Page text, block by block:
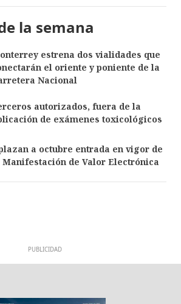
la semana
estrena dos vialidades que
el oriente y poniente de la
Nacional
autorizados, fuera de la
de exámenes toxicológicos
a octubre entrada en vigor de
Manifestación de Valor Electrónica
PUBLICIDAD